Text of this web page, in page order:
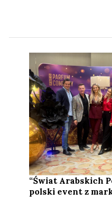
“Świat Arabskich
polski event z